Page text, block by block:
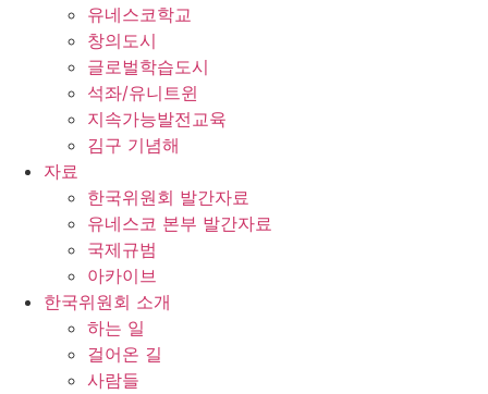
유네스코학교
창의도시
글로벌학습도시
석좌/유니트윈
지속가능발전교육
김구 기념해
자료
한국위원회 발간자료
유네스코 본부 발간자료
국제규범
아카이브
한국위원회 소개
하는 일
걸어온 길
사람들